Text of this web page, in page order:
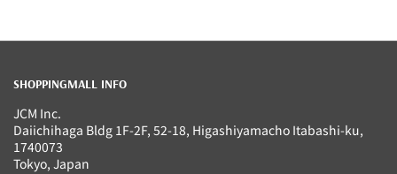
SHOPPINGMALL INFO
JCM Inc.
Daiichihaga Bldg 1F-2F, 52-18, Higashiyamacho Itabashi-ku,
1740073
Tokyo, Japan